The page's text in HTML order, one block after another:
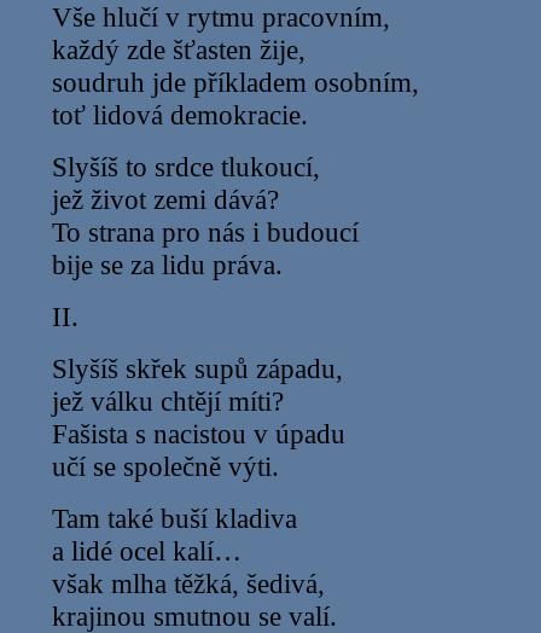
Vše hlučí v rytmu pracovním,
každý zde šťasten žije,
soudruh jde příkladem osobním,
toť lidová demokracie.
Slyšíš to srdce tlukoucí,
jež život zemi dává?
To strana pro nás i budoucí
bije se za lidu práva.
II.
Slyšíš skřek supů západu,
jež válku chtějí míti?
Fašista s nacistou v úpadu
učí se společně výti.
Tam také buší kladiva
a lidé ocel kalí…
však mlha těžká, šedivá,
krajinou smutnou se valí.